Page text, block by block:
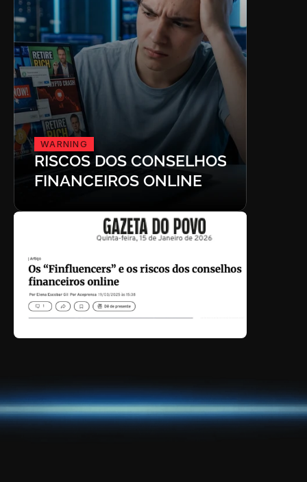
WARNING
RISCOS DOS CONSELHOS
FINANCEIROS ONLINE